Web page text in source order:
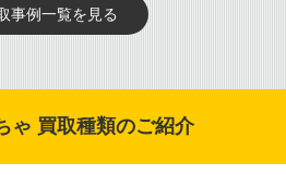
事例一覧を見る
ゃ 買取種類のご紹介